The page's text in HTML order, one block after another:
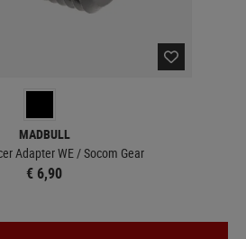
MADBULL
Adapter WE / Socom Gear
€ 6,90